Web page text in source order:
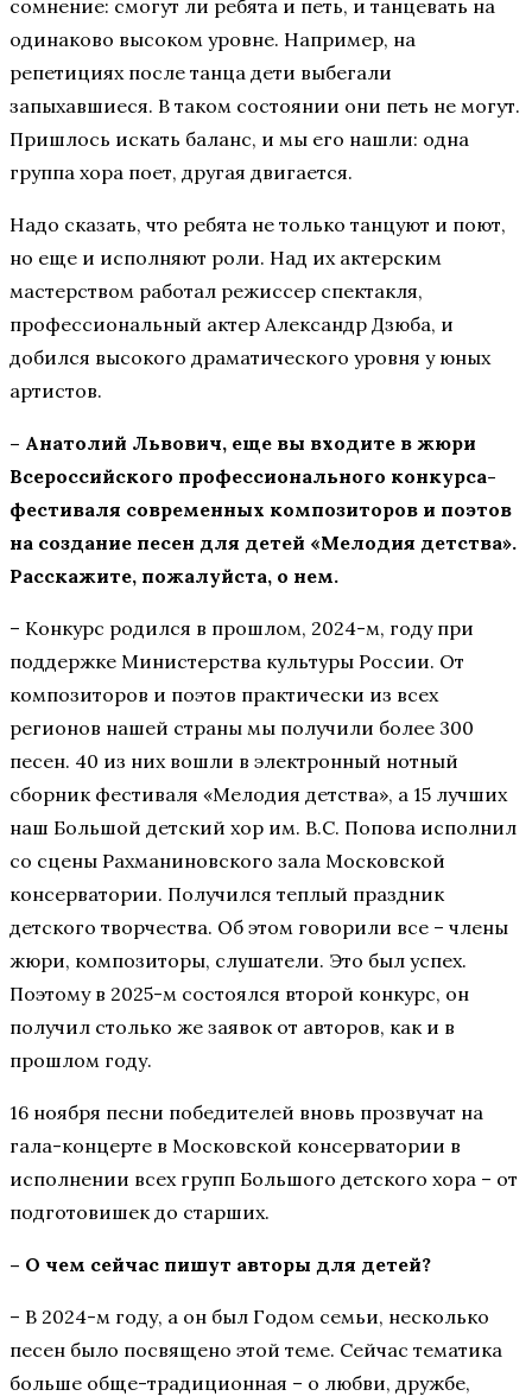
сомнение: смогут ли ребята и петь, и танцевать на
одинаково высоком уровне. Например, на
репетициях после танца дети выбегали
запыхавшиеся. В таком состоянии они петь не могут.
Пришлось искать баланс, и мы его нашли: одна
группа хора поет, другая двигается.
Надо сказать, что ребята не только танцуют и поют,
но еще и исполняют роли. Над их актерским
мастерством работал режиссер спектакля,
профессиональный актер Александр Дзюба, и
добился высокого драматического уровня у юных
артистов.
– Анатолий Львович, еще вы входите в жюри
Всероссийского профессионального конкурса-
фестиваля современных композиторов и поэтов
на создание песен для детей «Мелодия детства».
Расскажите, пожалуйста, о нем.
– Конкурс родился в прошлом, 2024-м, году при
поддержке Министерства культуры России. От
композиторов и поэтов практически из всех
регионов нашей страны мы получили более 300
песен. 40 из них вошли в электронный нотный
сборник фестиваля «Мелодия детства», а 15 лучших
наш Большой детский хор им. В.С. Попова исполнил
со сцены Рахманиновского зала Московской
консерватории. Получился теплый праздник
детского творчества. Об этом говорили все – члены
жюри, композиторы, слушатели. Это был успех.
Поэтому в 2025-м состоялся второй конкурс, он
получил столько же заявок от авторов, как и в
прошлом году.
16 ноября песни победителей вновь прозвучат на
гала-концерте в Московской консерватории в
исполнении всех групп Большого детского хора – от
подготовишек до старших.
– О чем сейчас пишут авторы для детей?
– В 2024-м году, а он был Годом семьи, несколько
песен было посвящено этой теме. Сейчас тематика
больше обще-традиционная – о любви, дружбе,